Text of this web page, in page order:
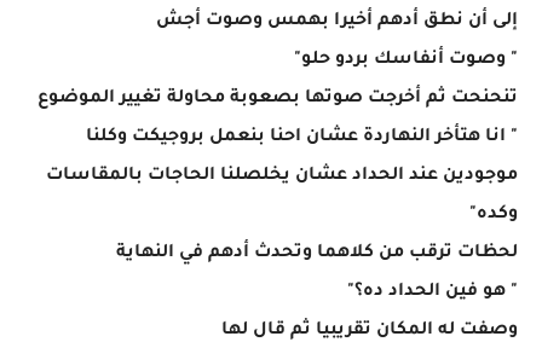
إلى أن نطق أدهم أخيرا بهمس وصوت أجش
" وصوت أنفاسك بردو حلو"
تنحنحت ثم أخرجت صوتها بصعوبة محاولة تغيير الموضوع
" انا هتأخر النهاردة عشان احنا بنعمل بروجيكت وكلنا
موجودين عند الحداد عشان يخلصلنا الحاجات بالمقاسات
وكده"
لحظات ترقب من كلاهما وتحدث أدهم في النهاية
" هو فين الحداد ده؟"
وصفت له المكان تقريبيا ثم قال لها